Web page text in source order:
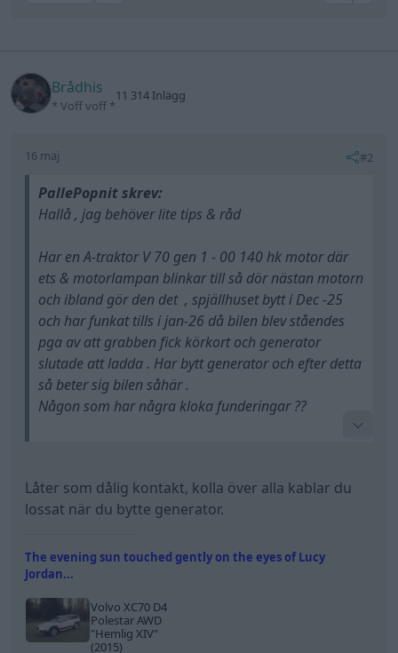
Brådhis
* Voff voff *
11 314 Inlägg
16 maj #2
PallePopnit skrev:
Hallå , jag behöver lite tips & råd
Har en A-traktor V 70 gen 1 - 00 140 hk motor där
ets & motorlampan blinkar till så dör nästan motorn
och ibland gör den det , spjällhuset bytt i Dec -25
och har funkat tills i jan-26 då bilen blev ståendes
pga av att grabben fick körkort och generator
slutade att ladda . Har bytt generator och efter detta
så beter sig bilen såhär .
Någon som har några kloka funderingar ??
Låter som dålig kontakt, kolla över alla kablar du
lossat när du bytte generator.
The evening sun touched gently on the eyes of Lucy
Jordan...
Volvo XC70 D4
Polestar AWD
"Hemlig XIV"
(2015)